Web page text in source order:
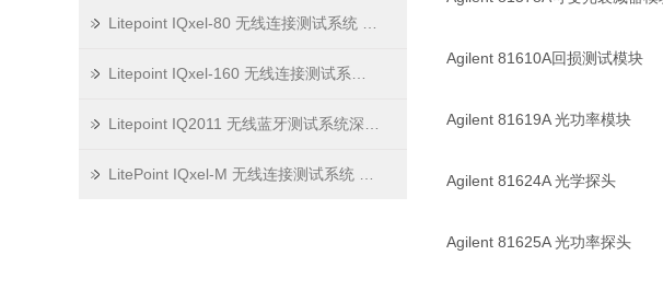
Agilent 81610A回损测试模块
Agilent 81619A 光功率模块
Agilent 81624A 光学探头
Agilent 81625A 光功率探头